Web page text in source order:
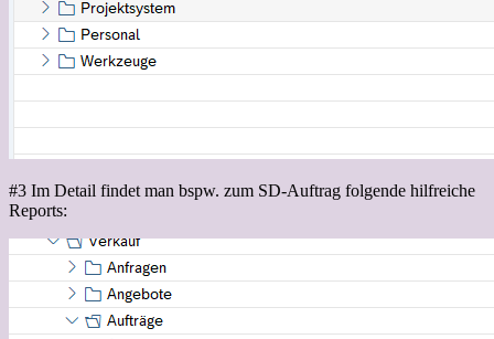
#3 Im Detail findet man bspw. zum SD-Auftrag folgende hilfreiche
Reports: